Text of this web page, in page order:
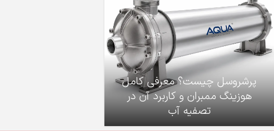
پرشروسل چیست؟ معرفی کامل
هوزینگ ممبران و کاربرد آن در
تصفیه آب